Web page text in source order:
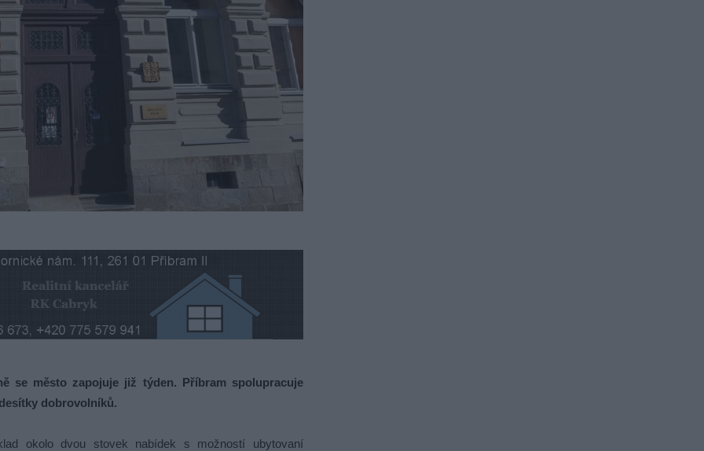
se město zapojuje již týden. Příbram spolupracuje
dobrovolníků.
okolo dvou stovek nabídek s možností ubytovaní